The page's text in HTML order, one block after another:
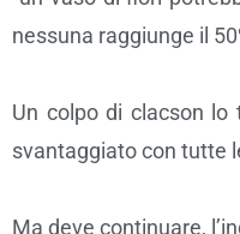
nessuna raggiunge il
Un colpo di clacson
svantaggiato con tutte
Ma deve continuare,